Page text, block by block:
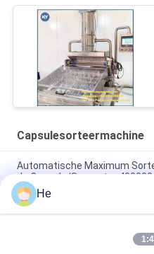
Capsulesorteermachine
Automatische Maximum
de Capsule/Separator 400000
Kleine Maximum
staal Automatische Pil
8 rollen Automatische
He